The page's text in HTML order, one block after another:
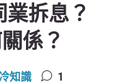
拆息？
係？
知識 1